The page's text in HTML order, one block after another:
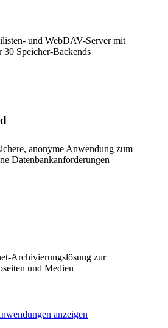
und WebDAV-Server mit
Speicher-Backends
anonyme Anwendung zum
Datenbankanforderungen
Archivierungslösung zur
und Medien
anzeigen